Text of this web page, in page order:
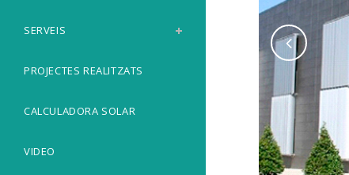
SERVEIS
PROJECTES REALITZATS
CALCULADORA SOLAR
VIDEO